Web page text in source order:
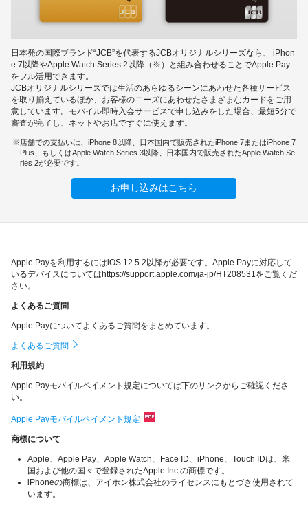
日本発の国際ブランド“JCB”を代表するJCBオリジナルシリーズなら、 iPhon
e 7以降やApple Watch Series 2以降（※）と組み合わせることでApple Pay
をフル活用できます。
JCBオリジナルシリーズでは生活のあらゆるシーンにあわせた各種サービス
を取り揃えているほか、お客様のニーズにあわせたさまざまなカードをご用
意しています。モバイル即時入会サービスで申し込みをした場合、最短5分で
審査が完了し、ネットやお店ですぐに使えます。
店舗での支払いは、iPhone 8以降、日本国内で販売されたiPhone 7またはiPhone 7
Plus、もしくはApple Watch Series 3以降、日本国内で販売されたApple Watch Se
ries 2が必要です。
お申し込みはこちら
Apple Payを利用するにはiOS 12.5.2以降が必要です。Apple Payに対応して
いるデバイスについてはhttps://support.apple.com/ja-jp/HT208531をご覧くだ
さい。
よくあるご質問
Apple Payについてよくあるご質問をまとめています。
よくあるご質問
利用規約
Apple Payモバイルペイメント規定については下のリンクからご確認くださ
い。
Apple Payモバイルペイメント規定
商標について
Apple、Apple Pay、Apple Watch、Face ID、iPhone、Touch IDは、米
国および他の国々で登録されたApple Inc.の商標です。
iPhoneの商標は、アイホン株式会社のライセンスにもとづき使用されて
います。